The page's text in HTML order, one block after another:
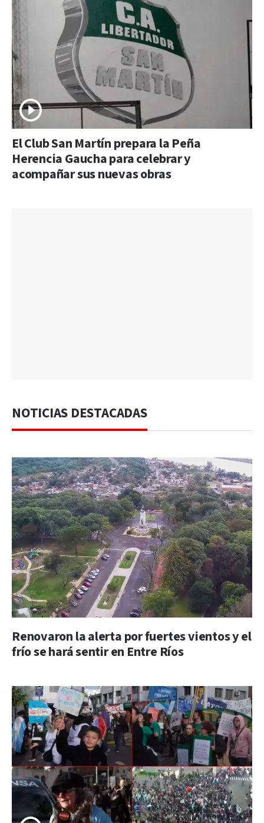
El Club San Martín prepara la Peña
Herencia Gaucha para celebrar y
acompañar sus nuevas obras
NOTICIAS DESTACADAS
Renovaron la alerta por fuertes vientos y el
frío se hará sentir en Entre Ríos